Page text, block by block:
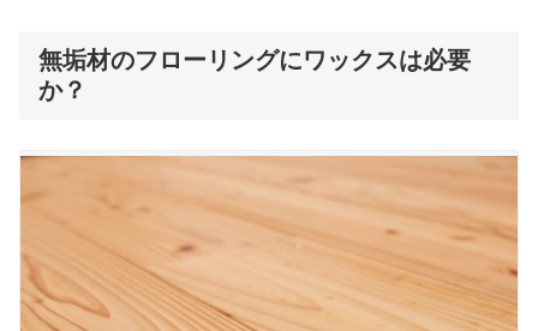
無垢材のフローリングにワックスは必要
か？